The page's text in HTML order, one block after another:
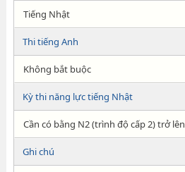
Tiếng Nhật
Thi tiếng Anh
Không bắt buộc
Kỳ thi năng lực tiếng Nhật
Cần có bằng N2 (trình độ cấp 2) trở lên
Ghi chú